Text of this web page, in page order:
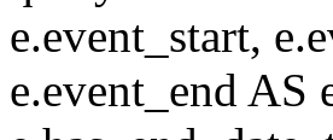
e.event_start,
e.event_end AS